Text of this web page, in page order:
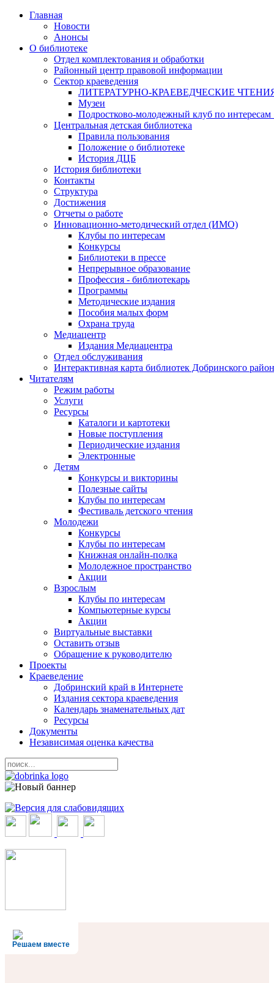
Главная
Новости
Анонсы
О библиотеке
Отдел комплектования и обработки
Районный центр правовой информации
Сектор краеведения
ЛИТЕРАТУРНО-КРАЕВЕДЧЕСКИЕ
Музеи
Подростково-молодежный клуб по интересам
Центральная детская библиотека
Правила пользования
Положение о библиотеке
История ДЦБ
История библиотеки
Контакты
Структура
Достижения
Отчеты о работе
Инновационно-методический отдел (ИМО)
Клубы по интересам
Конкурсы
Библиотеки в прессе
Непрерывное образование
Профессия - библиотекарь
Программы
Методические издания
Пособия малых форм
Охрана труда
Медиацентр
Издания Медиацентра
Отдел обслуживания
Интерактивная карта библиотек Добринского
Читателям
Режим работы
Услуги
Ресурсы
Каталоги и картотеки
Новые поступления
Периодические издания
Электронные
Детям
Конкурсы и викторины
Полезные сайты
Клубы по интересам
Фестиваль детского чтения
Молодежи
Конкурсы
Клубы по интересам
Книжная онлайн-полка
Молодежное пространство
Акции
Взрослым
Клубы по интересам
Компьютерные курсы
Акции
Виртуальные выставки
Оставить отзыв
Обращение к руководителю
Проекты
Краеведение
Добринский край в Интернете
Издания сектора краеведения
Календарь знаменательных дат
Ресурсы
Документы
Независимая оценка качества
Решаем вместе